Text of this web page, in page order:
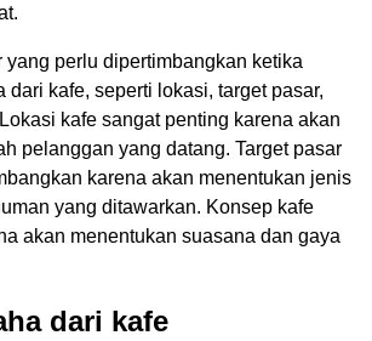
yang perlu dipertimbangkan ketika
dari kafe, seperti lokasi, target pasar,
kafe sangat penting karena akan
pelanggan yang datang. Target pasar
karena akan menentukan jenis
yang ditawarkan. Konsep kafe
akan menentukan suasana dan gaya
dari kafe